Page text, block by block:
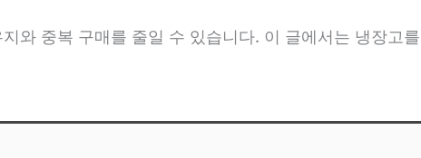
와 중복 구매를 줄일 수 있습니다. 이 글에서는 냉장고